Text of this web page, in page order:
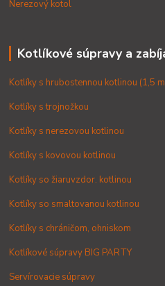
Nerezový kotol
Kotlíkové súpravy a
Kotlíky s hrubostennou kotlinou (1,5
Kotlíky s trojnožkou
Kotlíky s nerezovou kotlinou
Kotlíky s kovovou kotlinou
Kotlíky so žiaruvzdor. kotlinou
Kotlíky so smaltovanou kotlinou
Kotlíky s chráničom, ohniskom
Kotlíkové súpravy BIG PARTY
Servírovacie súpravy